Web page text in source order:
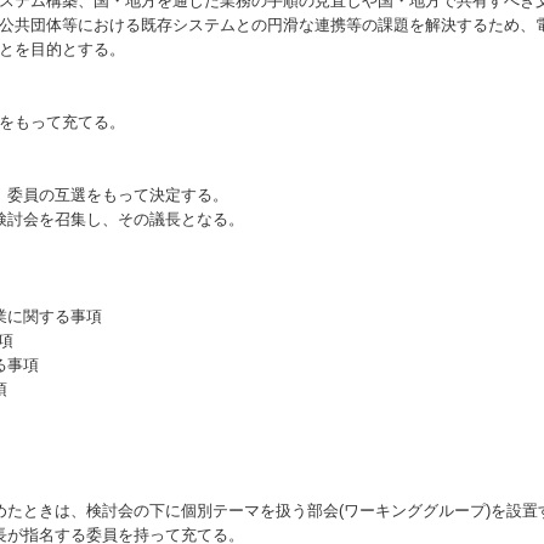
共団体等における既存システムとの円滑な連携等の課題を解決するため、
を目的とする。
って充てる。
員の互選をもって決定する。
会を召集し、その議長となる。
関する事項
事項
ときは、検討会の下に個別テーマを扱う部会(ワーキンググループ)を設置
指名する委員を持って充てる。